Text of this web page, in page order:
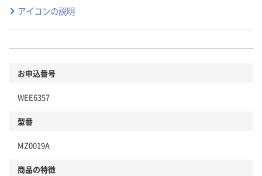
アイコンの説明
お申込番号
WEE6357
型番
MZ0019A
商品の特徴